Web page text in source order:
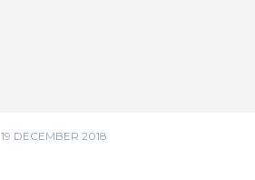
19 DECEMBER 2018